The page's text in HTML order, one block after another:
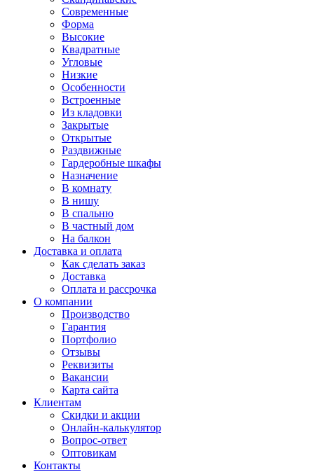
Современные
Форма
Высокие
Квадратные
Угловые
Низкие
Особенности
Встроенные
Из кладовки
Закрытые
Открытые
Раздвижные
Гардеробные шкафы
Назначение
В комнату
В нишу
В спальню
В частный дом
На балкон
Доставка и оплата
Как сделать заказ
Доставка
Оплата и рассрочка
О компании
Производство
Гарантия
Портфолио
Отзывы
Реквизиты
Вакансии
Карта сайта
Клиентам
Скидки и акции
Онлайн-калькулятор
Вопрос-ответ
Оптовикам
Контакты